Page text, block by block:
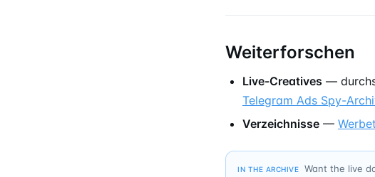
Weiterforschen
Live-Creatives —
Telegram Ads Spy-
Verzeichnisse —
IN THE ARCHIVE
Want the live